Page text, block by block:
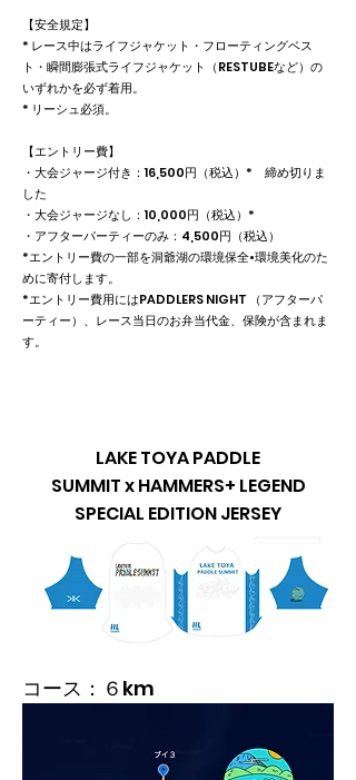
【安全規定】
* レース中はライフジャケット・フローティングベス
ト・瞬間膨張式ライフジャケット（RESTUBEなど）の
いずれかを必ず着用。
* リーシュ必須。
【エントリー費】
・大会ジャージ付き：16,500円（税込）* 締め切りま
した
・大会ジャージなし：10,000円（税込）*
・アフターパーティーのみ：4,500円（税込）
​*エントリー費の一部を洞爺湖の環境保全•環境美化のた
めに寄付します。
*エントリー費用にはPADDLERS NIGHT （アフターパ
ーティー）、レース当日のお弁当代金、保険が含まれま
す。
LAKE TOYA PADDLE
SUMMITxHAMMERS+ LEGEND
SPECIAL EDITION JERSEY
コース：６km​